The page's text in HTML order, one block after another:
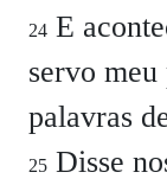
24 E
servo
palavras
25 Disse